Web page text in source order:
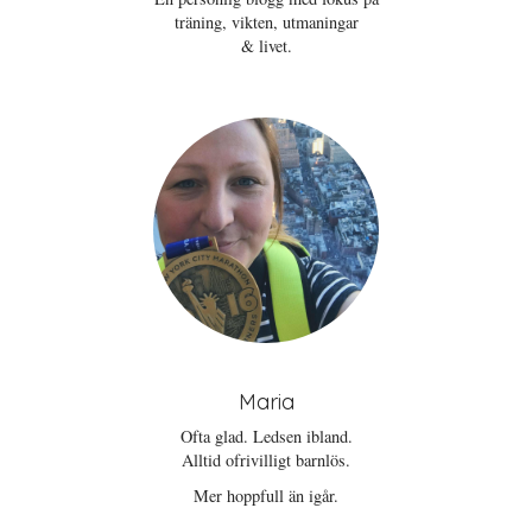
träning, vikten, utmaningar
& livet.
Maria
Ofta glad. Ledsen ibland.
Alltid ofrivilligt barnlös.
Mer hoppfull än igår.